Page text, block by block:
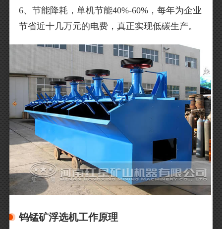
6、节能降耗，单机节能40%-60%，每年为企业
节省近十几万元的电费，真正实现低碳生产。
钨锰矿浮选机工作原理